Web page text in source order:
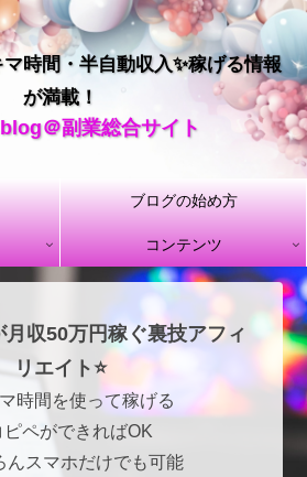
時間・半自動収入✨稼げる情報
が満載！
＠副業総合サイト
ブログの始め方
コンテンツ
月収50万円稼ぐ裏技アフィ
リエイト⭐
マ時間を使って稼げる
ピペができればOK
んスマホだけでも可能